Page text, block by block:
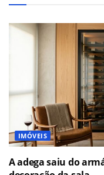
IMÓVEIS
A adega saiu do